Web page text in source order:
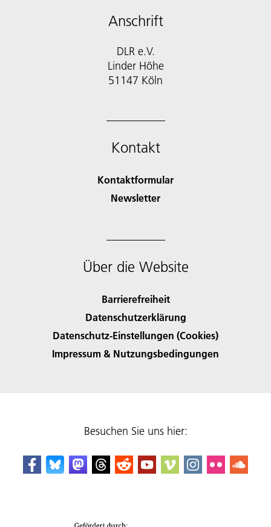
Anschrift
DLR e.V.
Linder Höhe
51147 Köln
Kontakt
Kontaktformular
Newsletter
Über die Website
Barrierefreiheit
Datenschutzerklärung
Datenschutz-Einstellungen (Cookies)
Impressum & Nutzungsbedingungen
Besuchen Sie uns hier: